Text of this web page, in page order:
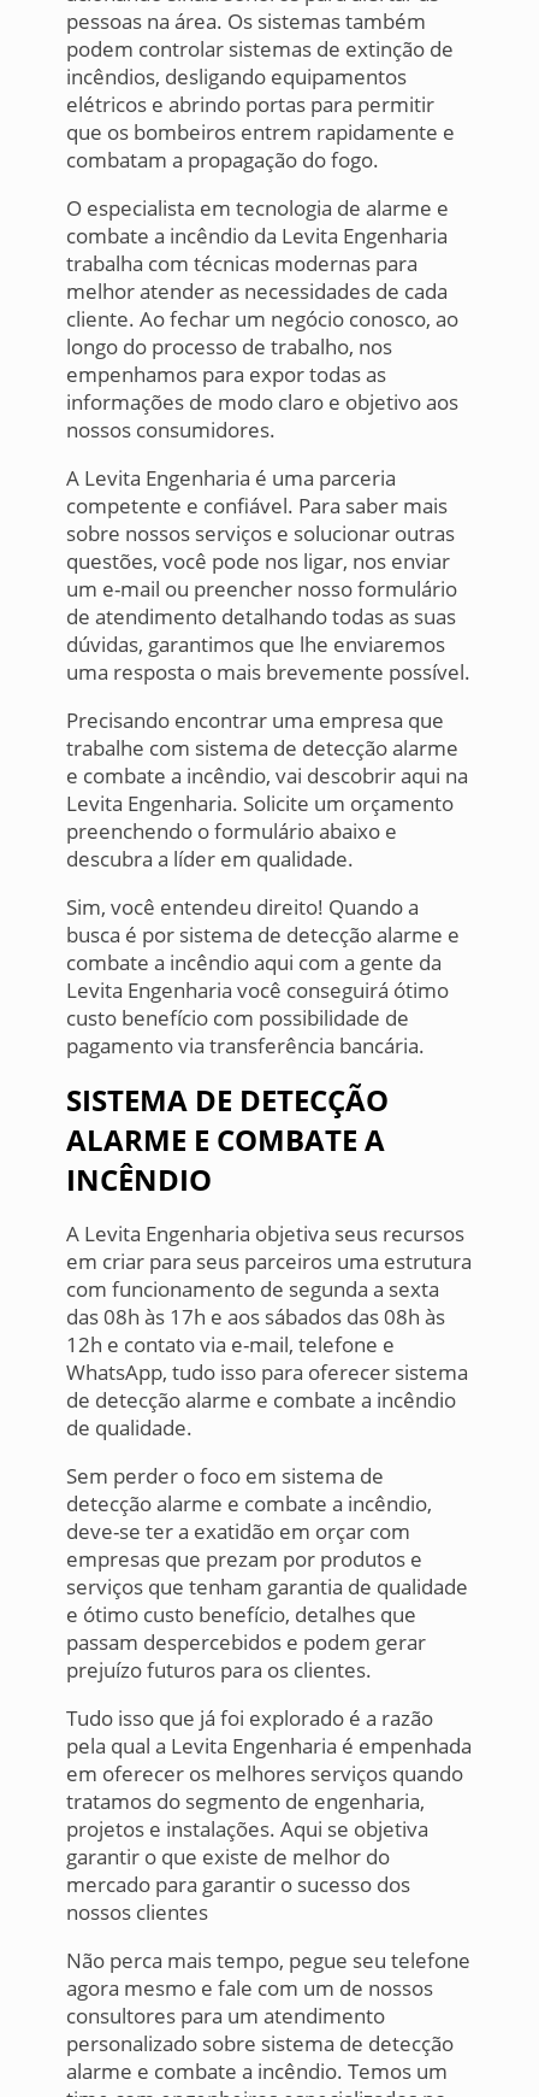
pessoas na área. Os sistemas também
podem controlar sistemas de extinção de
incêndios, desligando equipamentos
elétricos e abrindo portas para permitir
que os bombeiros entrem rapidamente e
combatam a propagação do fogo.
O especialista em tecnologia de alarme e
combate a incêndio da Levita Engenharia
trabalha com técnicas modernas para
melhor atender as necessidades de cada
cliente. Ao fechar um negócio conosco, ao
longo do processo de trabalho, nos
empenhamos para expor todas as
informações de modo claro e objetivo aos
nossos consumidores.
A Levita Engenharia é uma parceria
competente e confiável. Para saber mais
sobre nossos serviços e solucionar outras
questões, você pode nos ligar, nos enviar
um e-mail ou preencher nosso formulário
de atendimento detalhando todas as suas
dúvidas, garantimos que lhe enviaremos
uma resposta o mais brevemente possível.
Precisando encontrar uma empresa que
trabalhe com sistema de detecção alarme
e combate a incêndio, vai descobrir aqui na
Levita Engenharia. Solicite um orçamento
preenchendo o formulário abaixo e
descubra a líder em qualidade.
Sim, você entendeu direito! Quando a
busca é por sistema de detecção alarme e
combate a incêndio aqui com a gente da
Levita Engenharia você conseguirá ótimo
custo benefício com possibilidade de
pagamento via transferência bancária.
SISTEMA DE DETECÇÃO
ALARME E COMBATE A
INCÊNDIO
A Levita Engenharia objetiva seus recursos
em criar para seus parceiros uma estrutura
com funcionamento de segunda a sexta
das 08h às 17h e aos sábados das 08h às
12h e contato via e-mail, telefone e
WhatsApp, tudo isso para oferecer sistema
de detecção alarme e combate a incêndio
de qualidade.
Sem perder o foco em sistema de
detecção alarme e combate a incêndio,
deve-se ter a exatidão em orçar com
empresas que prezam por produtos e
serviços que tenham garantia de qualidade
e ótimo custo benefício, detalhes que
passam despercebidos e podem gerar
prejuízo futuros para os clientes.
Tudo isso que já foi explorado é a razão
pela qual a Levita Engenharia é empenhada
em oferecer os melhores serviços quando
tratamos do segmento de engenharia,
projetos e instalações. Aqui se objetiva
garantir o que existe de melhor do
mercado para garantir o sucesso dos
nossos clientes
Não perca mais tempo, pegue seu telefone
agora mesmo e fale com um de nossos
consultores para um atendimento
personalizado sobre sistema de detecção
alarme e combate a incêndio. Temos um